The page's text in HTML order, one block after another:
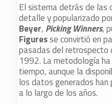
El sistema detrás de las
detalle y popularizado
Beyer, Picking Winners,
Figuresse convirtió en
pasadas del retrospecto
1992. La metodología
tiempo, aunque la
los datos generados
a lo largo de los años.